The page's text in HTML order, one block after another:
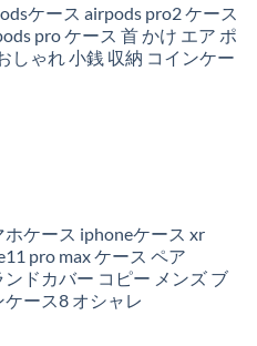
ケース airpods pro2 ケース
pro ケース 首 かけ エア ポ
しゃれ 小銭 収納 コインケー
ケース iphoneケース xr
pro max ケース ペア
ンドカバー コピー メンズ ブ
ース8 オシャレ